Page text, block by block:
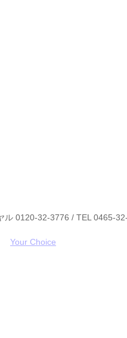
0120-32-3776 / TEL 0465-
Your Choice